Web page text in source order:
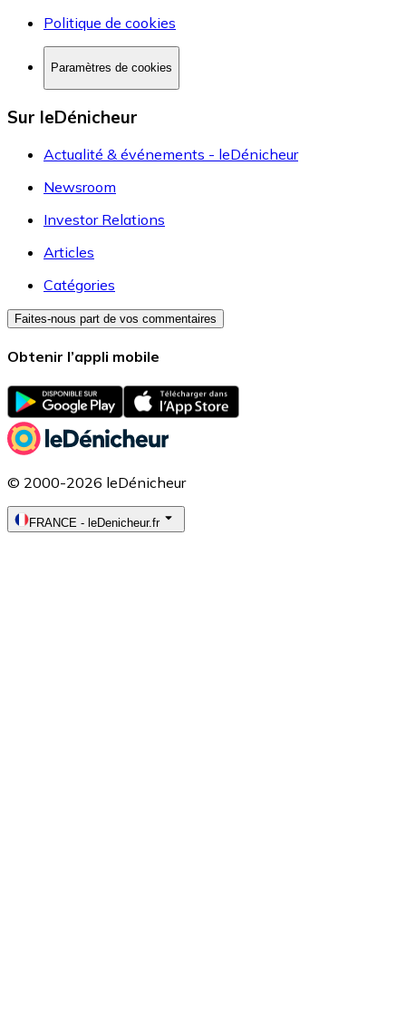
Politique de cookies
Paramètres de cookies
Sur leDénicheur
Actualité & événements - leDénicheur
Newsroom
Investor Relations
Articles
Catégories
Faites-nous part de vos commentaires
Obtenir l’appli mobile
© 2000-2026 leDénicheur
FRANCE - leDenicheur.fr